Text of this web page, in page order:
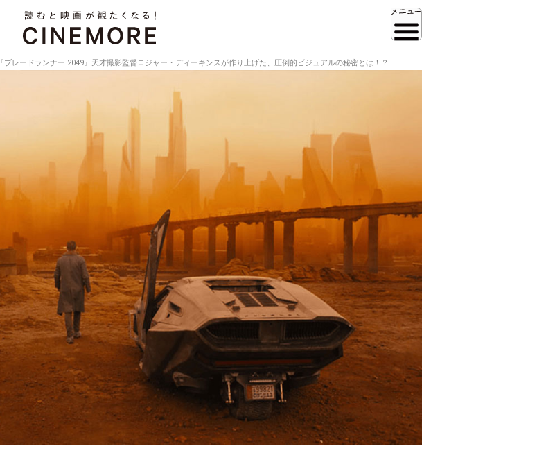
『ブレードランナー 2049』天才撮影監督ロジャー・ディーキンスが作り上げた、圧倒的ビジュアルの秘密とは！？